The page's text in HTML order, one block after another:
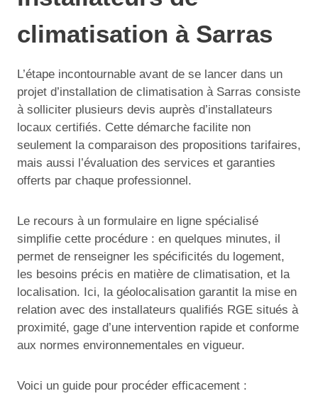
climatisation à Sarras
L’étape incontournable avant de se lancer dans un
projet d’installation de climatisation à Sarras consiste
à solliciter plusieurs devis auprès d’installateurs
locaux certifiés. Cette démarche facilite non
seulement la comparaison des propositions tarifaires,
mais aussi l’évaluation des services et garanties
offerts par chaque professionnel.
Le recours à un formulaire en ligne spécialisé
simplifie cette procédure : en quelques minutes, il
permet de renseigner les spécificités du logement,
les besoins précis en matière de climatisation, et la
localisation. Ici, la géolocalisation garantit la mise en
relation avec des installateurs qualifiés RGE situés à
proximité, gage d’une intervention rapide et conforme
aux normes environnementales en vigueur.
Voici un guide pour procéder efficacement :